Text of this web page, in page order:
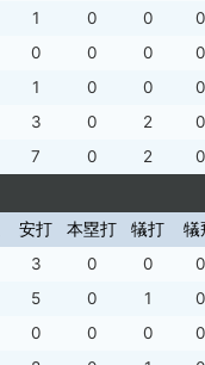
1 0 0 0
0 0 0 0
1 0 0 0
3 0 2 0
7 0 2 0
安打 本塁打 犠打 犠
3 0 0 0
5 0 1 0
0 0 0 0